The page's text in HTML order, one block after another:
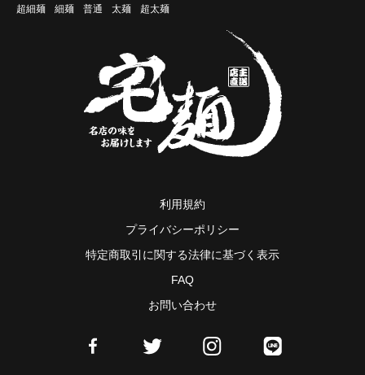
超細麺
細麺 普通 太麺 超太麺
利用規約
プライバシーポリシー
特定商取引に関する法律に基づく表示
FAQ
お問い合わせ